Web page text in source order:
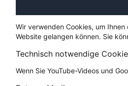
Wir verwenden Cookies, um
Website gelangen können. Sie
Technisch notwendige
Wenn Sie YouTube-Videos und